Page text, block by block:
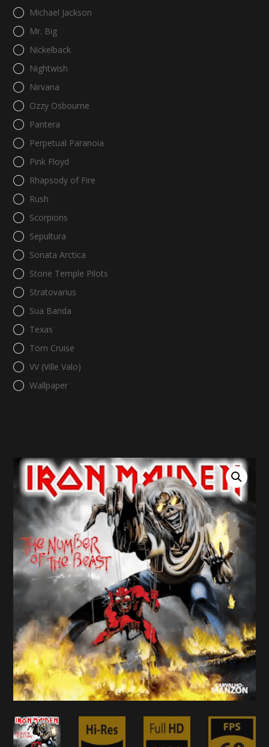
Michael Jackson
Mr. Big
Nickelback
Nightwish
Nirvana
Ozzy Osbourne
Pantera
Perpetual Paranoia
Pink Floyd
Rhapsody of Fire
Rush
Scorpions
Sepultura
Sonata Arctica
Stone Temple Pilots
Stratovarius
Sua Banda
Texas
Tom Cruise
VV (Ville Valo)
Wallpaper